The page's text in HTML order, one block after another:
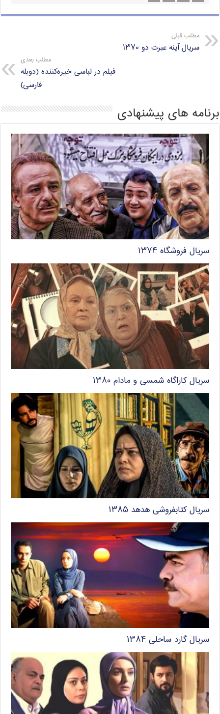
b
o
k
t
r
g
r
s
مطلب قبلی
سریال آینه عبرت دو ۱۳۷۰
مطلب بعدی
فیلم در لباسی خیره‌کننده (دوبله
فارسی)
برنامه های پیشنهادی
سریال فروشگاه ۱۳۷۴
سریال کاراگاه شمسی و مادام ۱۳۸۰
سریال کتابفروشی هدهد ۱۳۸۵
سریال گارد ساحلی ۱۳۸۴